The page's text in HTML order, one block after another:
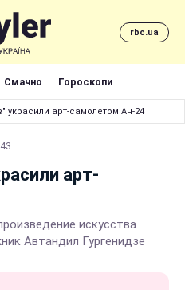
rbc.ua
Смачно Гороскопи
украсили арт-самолетом Ан-24
арт-
искусства
Автандил Гургенидзе